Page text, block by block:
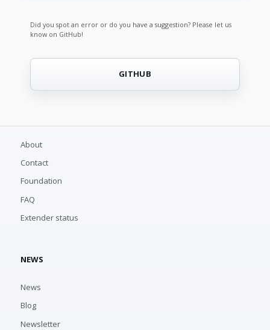
Did you spot an error or do you have a suggestion? Please let us
know on GitHub!
GITHUB
About
Contact
Foundation
FAQ
Extender status
NEWS
News
Blog
Newsletter